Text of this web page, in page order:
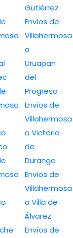
Gutiérrez
Envíos de
Villahermosa
a
Uruapan
del
Progreso
Envíos de
Villahermosa
a Victoria
de
Durango
Envíos de
Villahermosa
a Villa de
Álvarez
Envíos de